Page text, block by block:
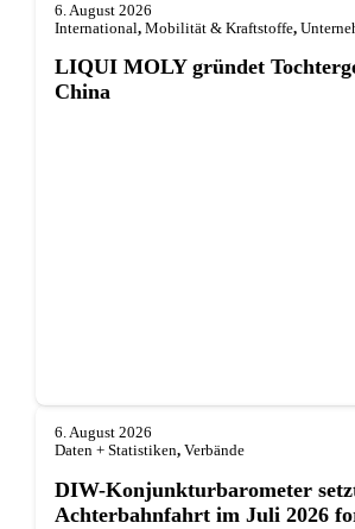
6. August 2026
International, Mobilität & Kraftstoffe,
LIQUI MOLY gründet
China
6. August 2026
Daten + Statistiken, Verbände
DIW-Konjunkturbarometer
Achterbahnfahrt im Juli 2026